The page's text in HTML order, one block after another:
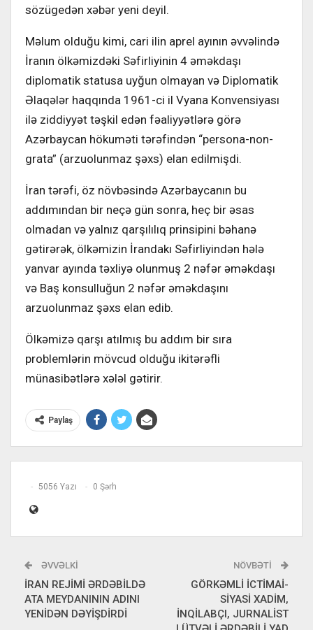
sözügedən xəbər yeni deyil.
Məlum olduğu kimi, cari ilin aprel ayının əvvəlində
İranın ölkəmizdəki Səfirliyinin 4 əməkdaşı
diplomatik statusa uyğun olmayan və Diplomatik
Əlaqələr haqqında 1961-ci il Vyana Konvensiyası
ilə ziddiyyət təşkil edən fəaliyyətlərə görə
Azərbaycan hökuməti tərəfindən “persona-non-
grata” (arzuolunmaz şəxs) elan edilmişdi.
İran tərəfi, öz növbəsində Azərbaycanın bu
addımından bir neçə gün sonra, heç bir əsas
olmadan və yalnız qarşılılıq prinsipini bəhanə
gətirərək, ölkəmizin İrandakı Səfirliyindən hələ
yanvar ayında təxliyə olunmuş 2 nəfər əməkdaşı
və Baş konsulluğun 2 nəfər əməkdaşını
arzuolunmaz şəxs elan edib.
Ölkəmizə qarşı atılmış bu addım bir sıra
problemlərin mövcud olduğu ikitərəfli
münasibətlərə xələl gətirir.
Paylaş
5056 Yazı 0 Şərh
ƏVVƏLKI
İRAN REJİMİ ƏRDƏBİLDƏ
ATA MEYDANININ ADINI
YENİDƏN DƏYİŞDİRDİ
NÖVBƏTI
GÖRKƏMLİ İCTİMAİ-
SİYASİ XADİM,
İNQİLABÇI, JURNALİST